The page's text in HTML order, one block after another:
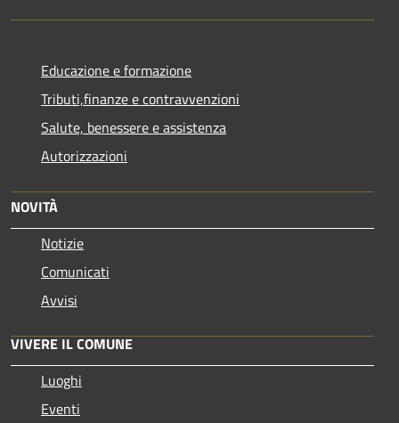
Educazione e formazione
Tributi,finanze e contravvenzioni
Salute, benessere e assistenza
Autorizzazioni
NOVITÀ
Notizie
Comunicati
Avvisi
VIVERE IL COMUNE
Luoghi
Eventi